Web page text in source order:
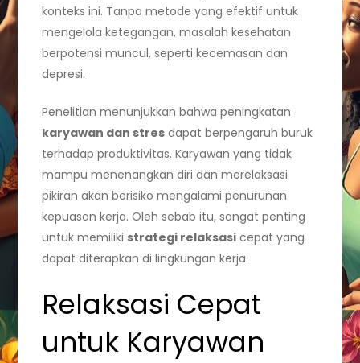
konteks ini. Tanpa metode yang efektif untuk
mengelola ketegangan, masalah kesehatan
berpotensi muncul, seperti kecemasan dan
depresi.
Penelitian menunjukkan bahwa peningkatan
karyawan dan stres dapat berpengaruh buruk
terhadap produktivitas. Karyawan yang tidak
mampu menenangkan diri dan merelaksasi
pikiran akan berisiko mengalami penurunan
kepuasan kerja. Oleh sebab itu, sangat penting
untuk memiliki strategi relaksasi cepat yang
dapat diterapkan di lingkungan kerja.
Relaksasi Cepat
untuk Karyawan